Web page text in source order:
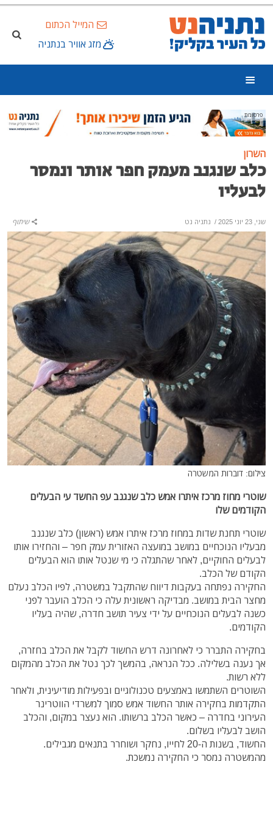
המייל הכתום
מזג אוויר בנתניה
פרסומת
השרון
כלב שנגנב מעמק חפר אותר ונמסר
לבעליו
שני, 23 יוני 2025 / נתניה נט שיתוף
צילום: דוברות המשטרה
שוטרי מחוז מרכז איתרו אמש כלב שנגנב עפ החשד עי הבעלים
הקודמים שלו
שוטרי תחנת שדות במחוז מרכז איתרו אמש (ראשון) כלב שנגנב
מבעליו הנוכחיים במושב במועצה האזורית עמק חפר – והחזירו אותו
לבעלים החוקיים, לאחר שהתגלה כי מי שנטל אותו הוא הבעלים
הקודם של הכלב.
החקירה נפתחה בעקבות דיווח שהתקבל במשטרה, לפיו הכלב נעלם
מחצר הבית במושב. מבדיקה ראשונית עלה כי הכלב הועבר לפני
כשנה לבעלים הנוכחיים על ידי צעיר תושב חדרה, שהיה בעליו
הקודמים.
בחקירה התברר כי לאחרונה דרש החשוד לקבל את הכלב בחזרה,
אך נענה בשלילה. ככל הנראה, בהמשך לכך נטל את הכלב מהמקום
ללא רשות.
השוטרים השתמשו באמצעים טכנולוגיים ובפעילות מודיעינית, ולאחר
התקדמות בחקירה אותר החשוד אמש סמוך למשרדי הווטרינר
העירוני בחדרה – כאשר הכלב ברשותו. הוא נעצר במקום, והכלב
הושב לבעליו בשלום.
החשוד, בשנות ה-20 לחייו, נחקר ושוחרר בתנאים מגבילים.
מהמשטרה נמסר כי החקירה נמשכת.